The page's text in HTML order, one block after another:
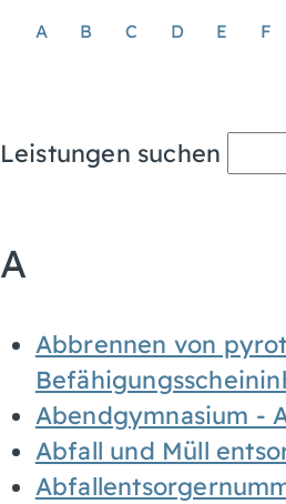
A B C D E F
Leistungen suchen
A
Abbrennen von
Abendgymnasium -
Abfall und Müll